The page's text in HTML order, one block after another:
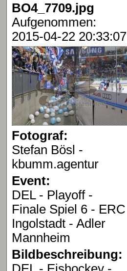
BO4_7709.jpg
Aufgenommen:
2015-04-22 20:33:07
Fotograf:
Stefan Bösl -
kbumm.agentur
Event:
DEL - Playoff -
Finale Spiel 6 - ERC
Ingolstadt - Adler
Mannheim
Bildbeschreibung: